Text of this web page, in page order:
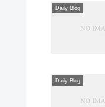
Daily Blog
Daily Blog